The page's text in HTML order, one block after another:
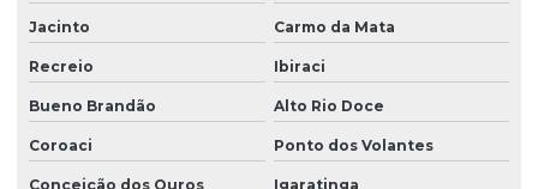
Jacinto Carmo da Mata
Recreio Ibiraci
Bueno Brandão Alto Rio Doce
Coroaci Ponto dos Volantes
Conceição dos Ouros Igaratinga